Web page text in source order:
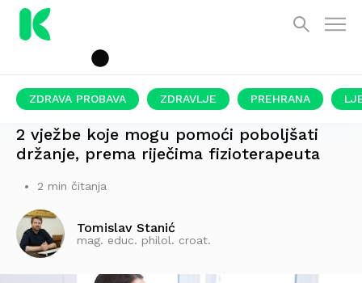
ZDRAVA PROBAVA ZDRAVLJE PREHRANA
2 vježbe koje mogu pomoći poboljšati
držanje, prema riječima fizioterapeuta
2 min čitanja
Tomislav Stanić
mag. educ. philol. croat.